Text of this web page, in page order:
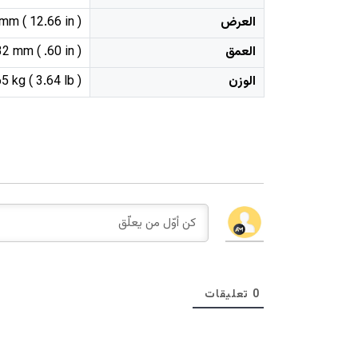
العرض
( 12.66 in )
العمق
mm ( .60 in )
الوزن
kg ( 3.64 lb )
0 تعليقات